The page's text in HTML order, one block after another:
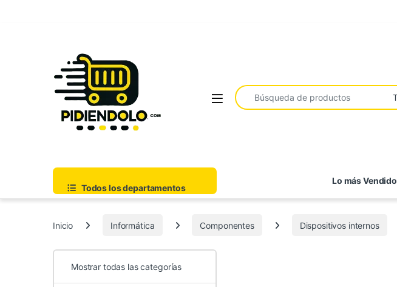
Buscar:
Todos los departamentos
Lo más Vendido
Inicio Informática Componentes Dispositivos internos
Mostrar todas las categorías